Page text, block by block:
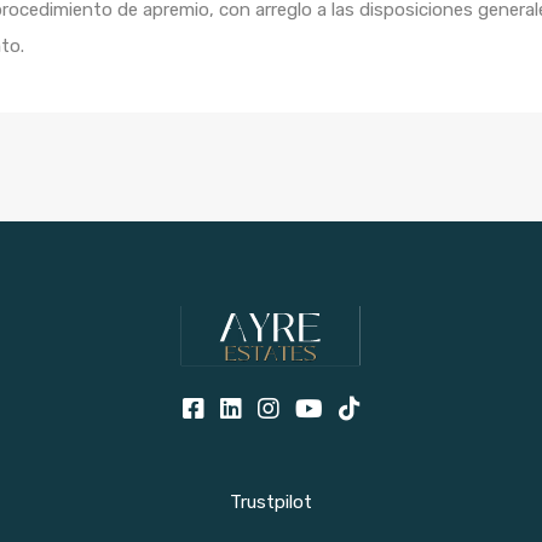
de apremio, con arreglo a las disposiciones
Trustpilot